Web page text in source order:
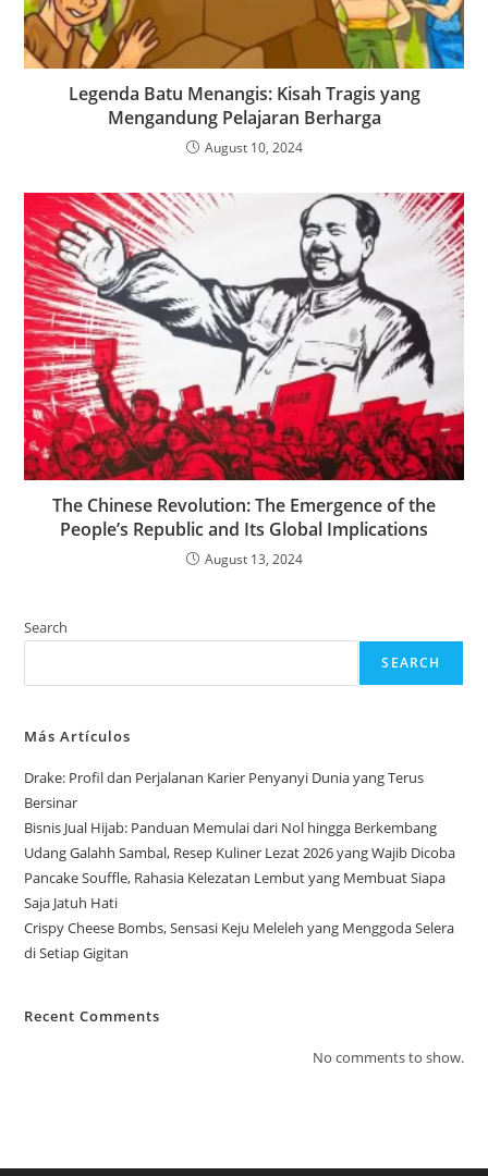
Legenda Batu Menangis: Kisah Tragis yang
Mengandung Pelajaran Berharga
August 10, 2024
The Chinese Revolution: The Emergence of the
People’s Republic and Its Global Implications
August 13, 2024
Search
SEARCH
Más Artículos
Drake: Profil dan Perjalanan Karier Penyanyi Dunia yang Terus
Bersinar
Bisnis Jual Hijab: Panduan Memulai dari Nol hingga Berkembang
Udang Galahh Sambal, Resep Kuliner Lezat 2026 yang Wajib Dicoba
Pancake Souffle, Rahasia Kelezatan Lembut yang Membuat Siapa
Saja Jatuh Hati
Crispy Cheese Bombs, Sensasi Keju Meleleh yang Menggoda Selera
di Setiap Gigitan
Recent Comments
No comments to show.